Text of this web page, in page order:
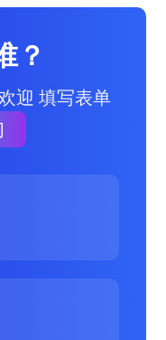
？
迎 填写表单